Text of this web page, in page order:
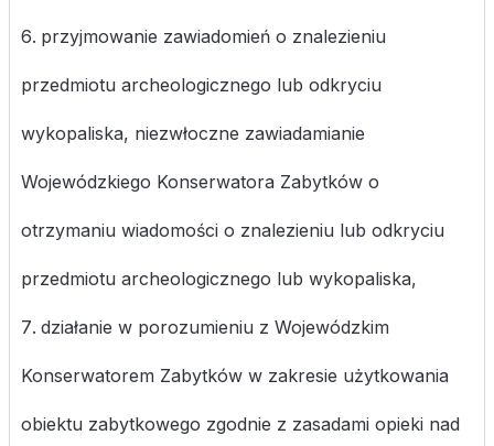
przyjmowanie zawiadomień o znalezieniu
przedmiotu archeologicznego lub odkryciu
wykopaliska, niezwłoczne zawiadamianie
Wojewódzkiego Konserwatora Zabytków o
otrzymaniu wiadomości o znalezieniu lub odkryciu
przedmiotu archeologicznego lub wykopaliska,
działanie w porozumieniu z Wojewódzkim
Konserwatorem Zabytków w zakresie użytkowania
obiektu zabytkowego zgodnie z zasadami opieki nad